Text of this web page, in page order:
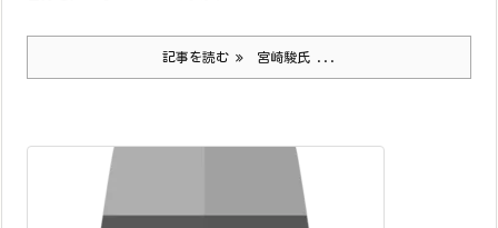
記事を読む 宮崎駿氏 ...